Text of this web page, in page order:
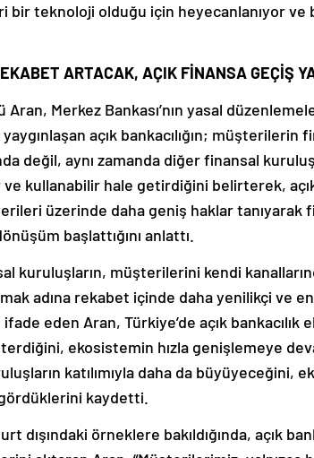
bir teknoloji olduğu için heyecanlanıyor
ARTACAK, AÇIK FİNANSA GEÇİŞ
Aran, Merkez Bankası’nın yasal
yaygınlaşan açık bankacılığın;
değil, aynı zamanda diğer finansal
kullanabilir hale getirdiğini belirterek, açık
üzerinde daha geniş haklar tanıyarak
başlattığını anlattı.
kuruluşların, müşterilerini kendi
adına rekabet içinde daha yenilikçi ve
ifade eden Aran, Türkiye’de açık
ekosistemin hızla genişlemeye
katılımıyla daha da büyüyeceğini,
kaydetti.
dışındaki örneklere bakıldığında, açık